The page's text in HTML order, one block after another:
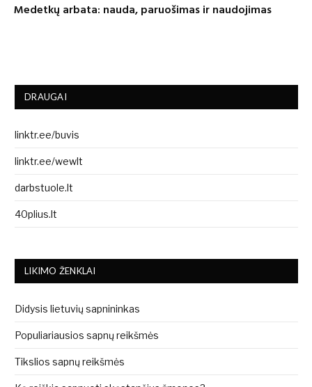
Medetkų arbata: nauda, paruošimas ir naudojimas
DRAUGAI
linktr.ee/buvis
linktr.ee/wewlt
darbstuole.lt
40plius.lt
LIKIMO ŽENKLAI
Didysis lietuvių sapnininkas
Populiariausios sapnų reikšmės
Tikslios sapnų reikšmės